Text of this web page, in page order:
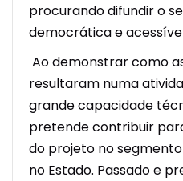
procurando difundir o
democrática e
Ao demonstrar como
resultaram numa
grande capacidade
pretende contribuir
do projeto no
no Estado. Passado e